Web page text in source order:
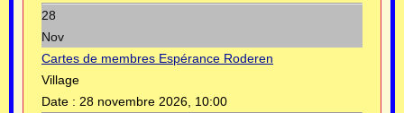
28
Nov
Cartes de membres Espérance Roderen
Village
Date : 28 novembre 2026, 10:00